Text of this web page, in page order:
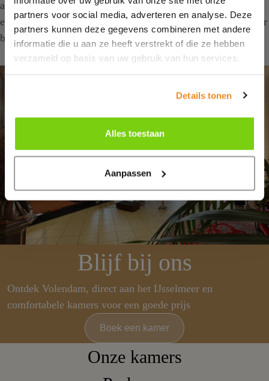
partners voor social media, adverteren en analyse. Deze
partners kunnen deze gegevens combineren met andere
informatie die u aan ze heeft verstrekt of die ze hebben
verzameld op basis van uw gebruik van hun services.
Details tonen
Alles toestaan
Aanpassen
aan een schip. Het interieur is breed en open met veel hout
en baksteen. De Mariakerk is dagelijks vrij toegankelijk voor
bezoekers.
Onze kamers
Blijf bij ons
Ontdek Volendam, direct aan het IJsselmeer en
comfortabele kamers voor een goede prijs
Boek een kamer